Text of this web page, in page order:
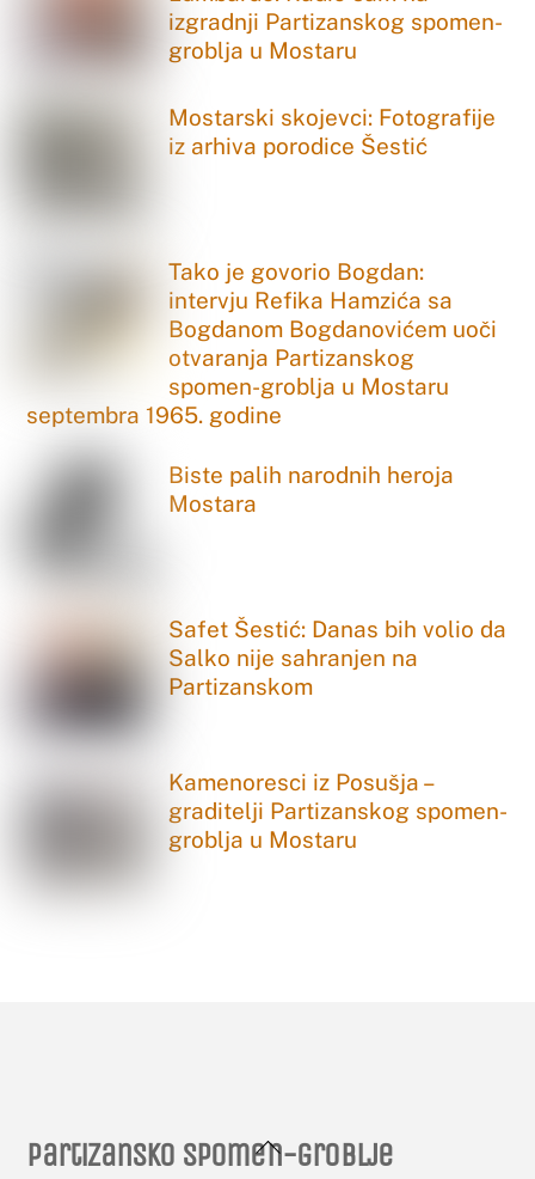
izgradnji Partizanskog spomen-
groblja u Mostaru
Mostarski skojevci: Fotografije
iz arhiva porodice Šestić
Tako je govorio Bogdan:
intervju Refika Hamzića sa
Bogdanom Bogdanovićem uoči
otvaranja Partizanskog
spomen-groblja u Mostaru
septembra 1965. godine
Biste palih narodnih heroja
Mostara
Safet Šestić: Danas bih volio da
Salko nije sahranjen na
Partizanskom
Kamenoresci iz Posušja –
graditelji Partizanskog spomen-
groblja u Mostaru
Back
Partizansko spomen-groblje